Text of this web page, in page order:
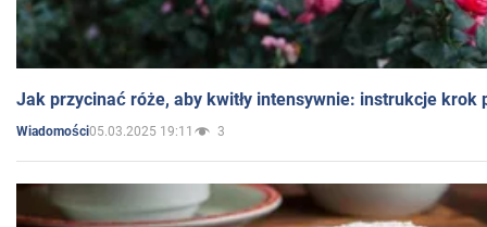
Jak przycinać róże, aby kwitły intensywnie: instrukcje krok
Wiadomości05.03.2025 19:11 3